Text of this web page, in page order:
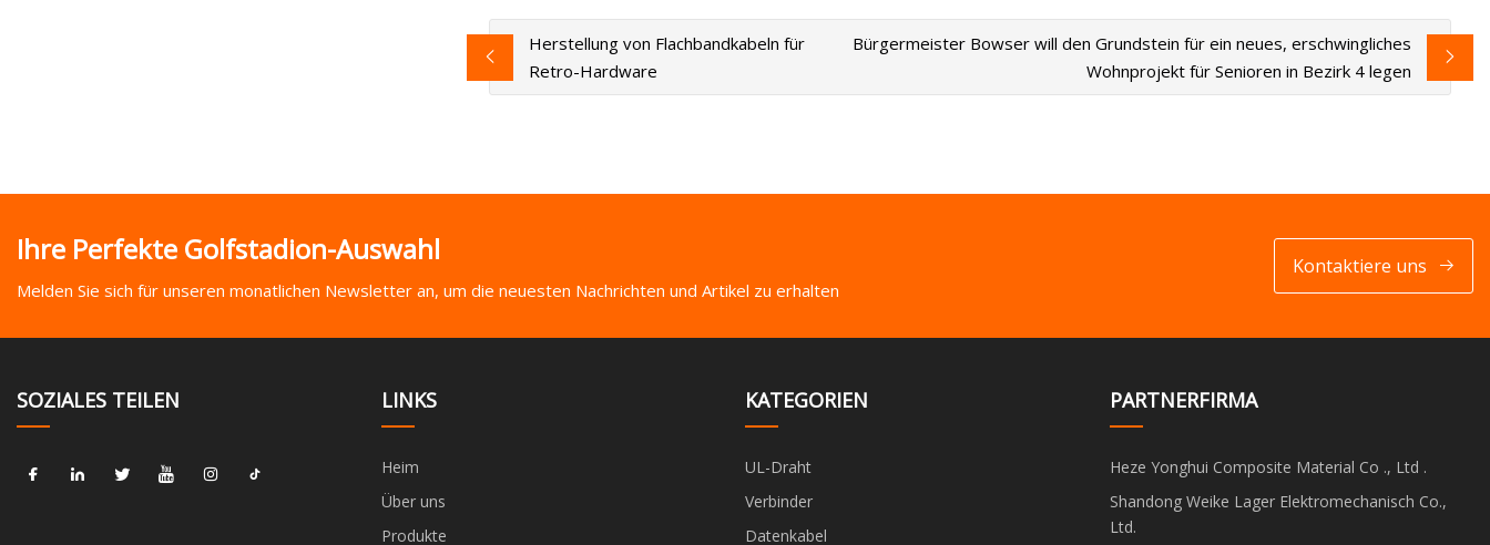
Herstellung von Flachbandkabeln für
Retro-Hardware
Bürgermeister Bowser will den Grundstein für ein neues, erschwingliches
Wohnprojekt für Senioren in Bezirk 4 legen
Ihre Perfekte Golfstadion-Auswahl
Melden Sie sich für unseren monatlichen Newsletter an, um die neuesten Nachrichten und Artikel zu erhalten
Kontaktiere uns
SOZIALES TEILEN LINKS
Heim
Über uns
Produkte
KATEGORIEN
UL-Draht
Verbinder
Datenkabel
PARTNERFIRMA
Heze Yonghui Composite Material Co ., Ltd .
Shandong Weike Lager Elektromechanisch Co.,
Ltd.